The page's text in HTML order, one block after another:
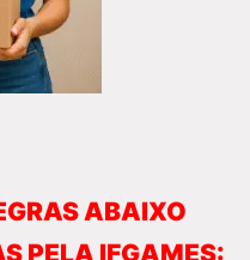
ABAIXO
PELA IFGAMES: